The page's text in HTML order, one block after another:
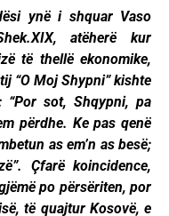
ynë i shquar Vaso
atëherë kur
të thellë ekonomike,
“O Moj Shypni” kishte
“Por sot, Shqypni, pa
përdhe. Ke pas qenë
as em’n as besë;
Çfarë koincidence,
po përsëriten, por
të quajtur Kosovë, e